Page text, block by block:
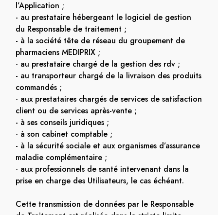
l’Application ;
- au prestataire hébergeant le logiciel de gestion
du Responsable de traitement ;
- à la société tête de réseau du groupement de
pharmaciens MEDIPRIX ;
- au prestataire chargé de la gestion des rdv ;
- au transporteur chargé de la livraison des produits
commandés ;
- aux prestataires chargés de services de satisfaction
client ou de services après-vente ;
- à ses conseils juridiques ;
- à son cabinet comptable ;
- à la sécurité sociale et aux organismes d’assurance
maladie complémentaire ;
- aux professionnels de santé intervenant dans la
prise en charge des Utilisateurs, le cas échéant.
Cette transmission de données par le Responsable